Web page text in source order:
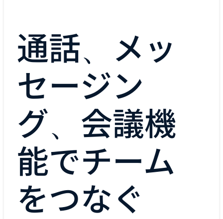
通話、メッ
セージン
グ、会議機
能でチーム
をつなぐ